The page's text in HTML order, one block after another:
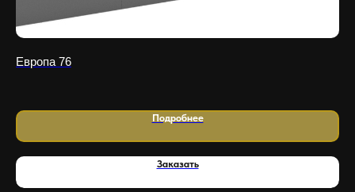
Европа 76
Подробнее
Заказать